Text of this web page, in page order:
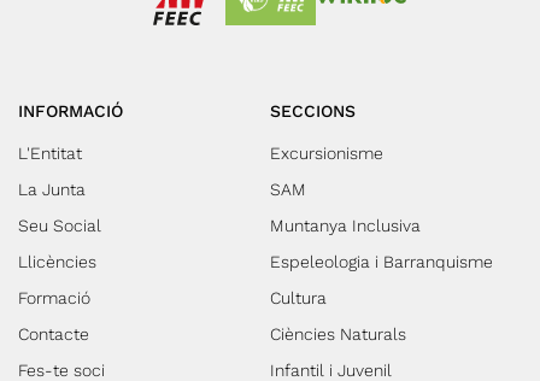
INFORMACIÓ
L'Entitat
La Junta
Seu Social
Llicències
Formació
Contacte
Fes-te soci
SECCIONS
Excursionisme
SAM
Muntanya Inclusiva
Espeleologia i Barranquisme
Cultura
Ciències Naturals
Infantil i Juvenil